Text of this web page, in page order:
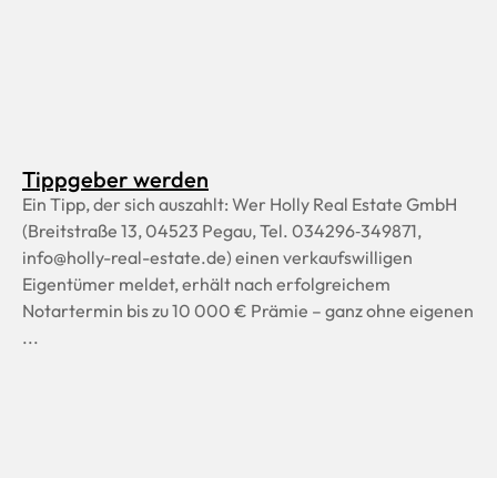
Tippgeber werden
Ein Tipp, der sich auszahlt: Wer Holly Real Estate GmbH
(Breitstraße 13, 04523 Pegau, Tel. 034296‑349871,
info@holly-real-estate.de) einen verkaufswilligen
Eigentümer meldet, erhält nach erfolgreichem
Notartermin bis zu 10 000 € Prämie – ganz ohne eigenen
...